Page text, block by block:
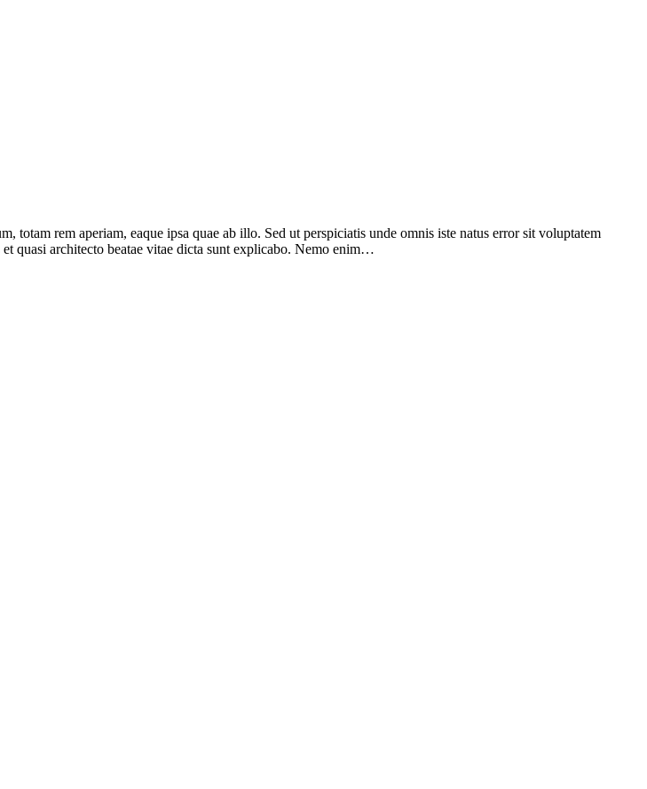
totam rem aperiam, eaque ipsa quae ab illo. Sed ut perspiciatis unde omnis iste natus error sit voluptatem
quasi architecto beatae vitae dicta sunt explicabo. Nemo enim…